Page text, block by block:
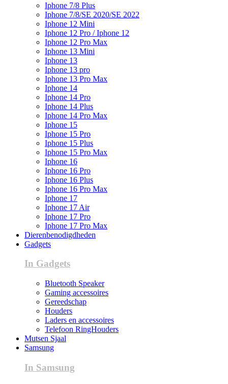
Iphone 7/8 Plus
Iphone 7/8/SE 2020/SE 2022
Iphone 12 Mini
Iphone 12 Pro / Iphone 12
Iphone 12 Pro Max
Iphone 13 Mini
Iphone 13
Iphone 13 pro
Iphone 13 Pro Max
Iphone 14
Iphone 14 Pro
Iphone 14 Plus
Iphone 14 Pro Max
Iphone 15
Iphone 15 Pro
Iphone 15 Plus
Iphone 15 Pro Max
Iphone 16
Iphone 16 Pro
Iphone 16 Plus
Iphone 16 Pro Max
Iphone 17
Iphone 17 Air
Iphone 17 Pro
Iphone 17 Pro Max
Dierenbenodigdheden
Gadgets
In Gadgets
Bluetooth Speaker
Gaming accessoires
Gereedschap
Houders
Laders en accessoires
Telefoon RingHouders
Mutsen Sjaal
Samsung
In Samsung